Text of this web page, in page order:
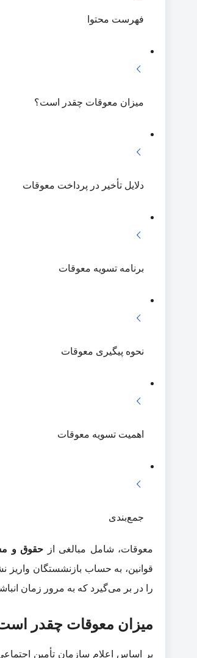
فهرست محتوا
میزان معوقات چقدر است؟
دلایل تأخیر در پرداخت معوقات
برنامه تسویه معوقات
نحوه پیگیری معوقات
اهمیت تسویه معوقات
جمع‌بندی
معوقات، شامل مبالغی از حقوق و
قوانین، به حساب بازنشستگان واریز
را در بر می‌گیرد که به مرور زمان
میزان معوقات چقدر